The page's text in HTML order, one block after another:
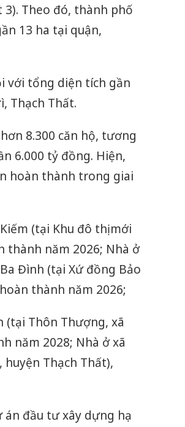
Theo đó, thành phố
13 ha tại quận,
với tổng diện tích gần
Thạch Thất.
8.300 căn hộ, tương
6.000 tỷ đồng. Hiện,
hoàn thành trong giai
(tại Khu đô thị mới
thành năm 2026; Nhà ở
Đình (tại Xứ đồng Bảo
thành năm 2026;
(tại Thôn Thượng, xã
năm 2028; Nhà ở xã
huyện Thạch Thất),
án đầu tư xây dựng hạ